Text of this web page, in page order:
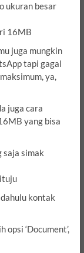
ukuran besar
16MB
juga mungkin
tapi gagal
ya,
juga cara
yang bisa
saja simak
kontak
opsi ‘Document’,